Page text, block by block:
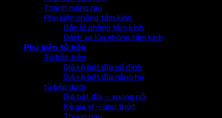
Thanh máng ray
Phụ kiện phòng tắm kính
Bản lề phòng tắm kính
Bánh xe lùa phòng tắm kính
Phụ kiện tủ bếp
Tủ bếp trên
Giá kệ bát đĩa cố định
Giá kệ bát đĩa nâng hạ
tủ bếp dưới
Giá bát đĩa – xoong nồi
Kệ gia vị – dao thớt
Thùng gạo